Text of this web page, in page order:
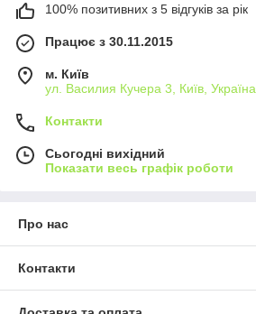
100% позитивних з 5 відгуків за рік
Працює з 30.11.2015
м. Київ
ул. Василия Кучера 3, Київ, Україна
Контакти
Сьогодні вихідний
Показати весь графік роботи
Про нас
Контакти